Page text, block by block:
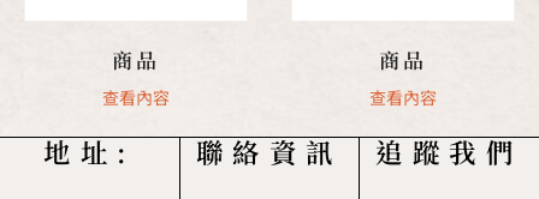
商品
查看內容
商品
查看內容
地址: 聯絡資訊 追蹤我們